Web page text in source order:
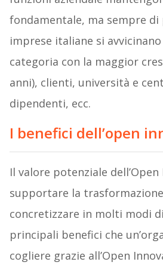
fondamentale, ma sempre di
imprese italiane si
categoria con la maggior
anni), clienti, università e
dipendenti, ecc.
I benefici dell’open
Il valore potenziale
supportare la
concretizzare in molti modi
principali benefici che
cogliere grazie all’Open